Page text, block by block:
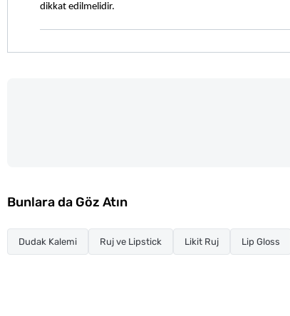
dikkat edilmelidir.
Bunlara da Göz Atın
Dudak Kalemi Ruj ve Lipstick Likit Ruj Lip Gloss